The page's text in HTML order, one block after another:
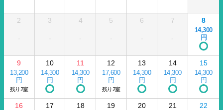
2
-
3
-
4
-
5
-
6
-
7
-
8
14,300
円
9
13,200
円
残り2室
10
14,300
円
11
14,300
円
12
17,600
円
残り2室
13
14,300
円
14
14,300
円
15
14,300
円
16 17 18 19 20 21 22